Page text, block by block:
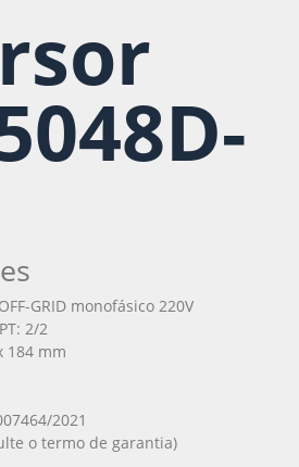
GRID monofásico 220V
2/2
184 mm
2021
o termo de garantia)